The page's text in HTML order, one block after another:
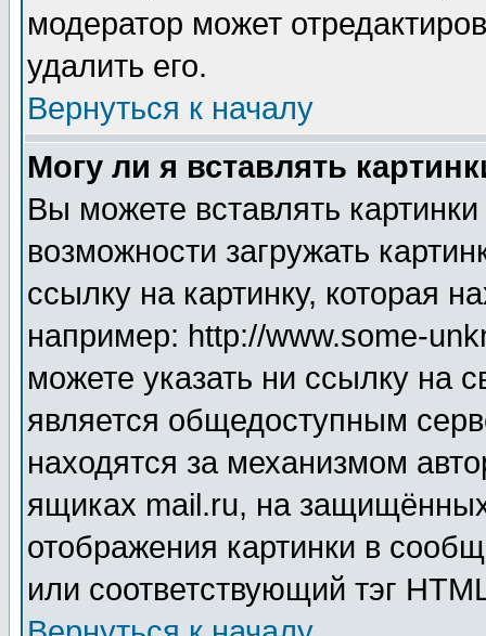
модератор может
удалить его.
Вернуться к началу
Могу ли я вставлять
Вы можете вставлять
возможности загружать
ссылку на картинку, которая
например: http://www.some-
можете указать ни ссылку на
является общедоступным
находятся за механизмом
ящиках mail.ru, на
отображения картинки в
или соответствующий тэг